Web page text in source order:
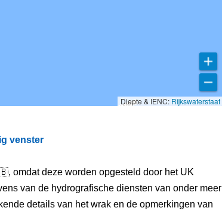
Diepte & IENC: Rijkswaterstaat
venster
omdat deze worden opgesteld door het UK
van de hydrografische diensten van onder meer
details van het wrak en de opmerkingen van